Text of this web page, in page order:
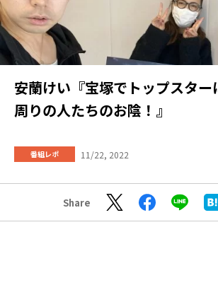
安蘭けい『宝塚でトップスタ
周りの人たちのお陰！』
番組レポ 11/22, 2022
Share